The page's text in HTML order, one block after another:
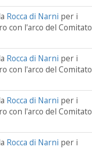
Rocca di Narni per i
con l'arco del Comitato
Rocca di Narni per i
con l'arco del Comitato
Rocca di Narni per i
con l'arco del Comitato
Rocca di Narni per i